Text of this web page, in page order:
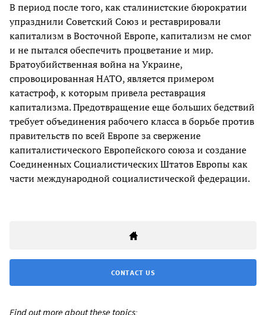
В период после того, как сталинистские бюрократии
упразднили Советский Союз и реставрировали
капитализм в Восточной Европе, капитализм не смог
и не пытался обеспечить процветание и мир.
Братоубийственная война на Украине,
спровоцированная НАТО, является примером
катастроф, к которым привела реставрация
капитализма. Предотвращение еще больших бедствий
требует объединения рабочего класса в борьбе против
правительств по всей Европе за свержение
капиталистического Европейского союза и создание
Соединенных Социалистических Штатов Европы как
части международной социалистической федерации.
CONTACT US
Find out more about these topics: